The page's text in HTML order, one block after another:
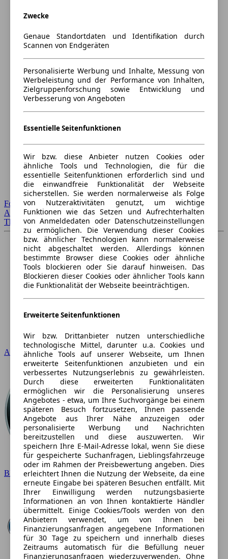
Forum Startseite
Alle Auto-Foren
Themen-Forum
Audi
BMW
Zwecke
Genaue Standortdaten und Identifikation durch
Scannen von Endgeräten
Personalisierte Werbung und Inhalte, Messung von
Werbeleistung und der Performance von Inhalten,
Zielgruppenforschung sowie Entwicklung und
Verbesserung von Angeboten
Essentielle Seitenfunktionen
Wir bzw. diese Anbieter nutzen Cookies oder
ähnliche Tools und Technologien, die für die
essentielle Seitenfunktionen erforderlich sind und
die einwandfreie Funktionalität der Webseite
sicherstellen. Sie werden normalerweise als Folge
von Nutzeraktivitäten genutzt, um wichtige
Funktionen wie das Setzen und Aufrechterhalten
von Anmeldedaten oder Datenschutzeinstellungen
zu ermöglichen. Die Verwendung dieser Cookies
bzw. ähnlicher Technologien kann normalerweise
nicht abgeschaltet werden. Allerdings können
bestimmte Browser diese Cookies oder ähnliche
Tools blockieren oder Sie darauf hinweisen. Das
Blockieren dieser Cookies oder ähnlicher Tools kann
die Funktionalität der Webseite beeinträchtigen.
Erweiterte Seitenfunktionen
Wir bzw. Drittanbieter nutzen unterschiedliche
technologische Mittel, darunter u.a. Cookies und
ähnliche Tools auf unserer Webseite, um Ihnen
erweiterte Seitenfunktionen anzubieten und ein
verbessertes Nutzungserlebnis zu gewährleisten.
Durch diese erweiterten Funktionalitäten
ermöglichen wir die Personalisierung unseres
Angebotes - etwa, um Ihre Suchvorgänge bei einem
späteren Besuch fortzusetzen, Ihnen passende
Angebote aus Ihrer Nähe anzuzeigen oder
personalisierte Werbung und Nachrichten
bereitzustellen und diese auszuwerten. Wir
speichern Ihre E-Mail-Adresse lokal, wenn Sie diese
für gespeicherte Suchanfragen, Lieblingsfahrzeuge
oder im Rahmen der Preisbewertung angeben. Dies
erleichtert Ihnen die Nutzung der Webseite, da eine
erneute Eingabe bei späteren Besuchen entfällt. Mit
Ihrer Einwilligung werden nutzungsbasierte
Informationen an von Ihnen kontaktierte Händler
übermittelt. Einige Cookies/Tools werden von den
Anbietern verwendet, um von Ihnen bei
Finanzierungsanfragen angegebene Informationen
für 30 Tage zu speichern und innerhalb dieses
Zeitraums automatisch für die Befüllung neuer
Finanzierungsanfragen wiederzuverwenden. Ohne